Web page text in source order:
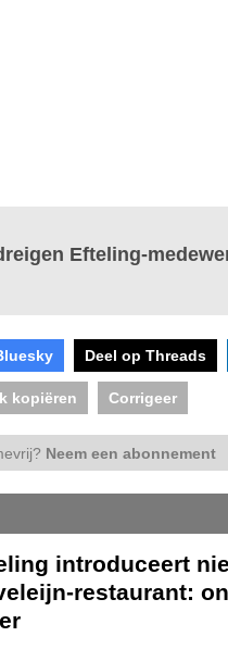
Efteling-
Deel op Threads
kopiëren Corrigeer
Neem een abonnement
introduceert
restaurant: